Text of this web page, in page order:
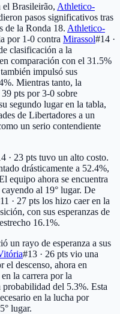
el Brasileirão, Athletico-
pasos significativos tras
de la Ronda 18. Athletico-
por 1-0 contra Mirassol#14 ·
clasificación a la
comparación con el 31.5%
impulsó sus
Mientras tanto, la
39 pts por 3-0 sobre
segundo lugar en la tabla,
de Libertadores a un
un serio contendiente
· 23 pts tuvo un alto costo.
drásticamente a 52.4%,
equipo ahora se encuentra
al 19° lugar. De
· 27 pts los hizo caer en la
con sus esperanzas de
16.1%.
un rayo de esperanza a sus
#13 · 26 pts vio una
el descenso, ahora en
la carrera por la
del 5.3%. Esta
en la lucha por
lugar.